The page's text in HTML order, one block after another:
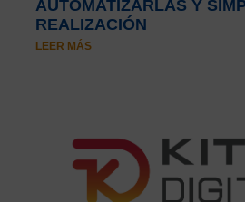
AUTOMATIZARLAS Y
REALIZACIÓN
LEER MÁS